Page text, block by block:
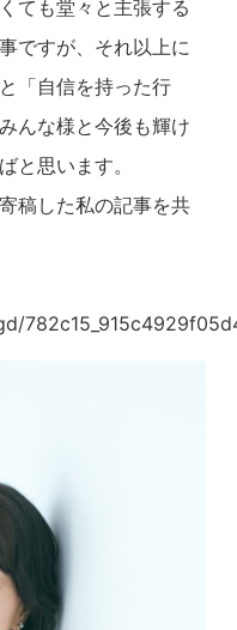
ても堂々と主張する
ですが、それ以上に
「自信を持った行
んな様と今後も輝け
と思います。
稿した私の記事を共